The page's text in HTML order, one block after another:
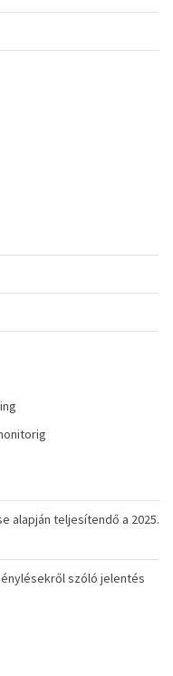
alapján teljesítendő a 2025.
szóló jelentés